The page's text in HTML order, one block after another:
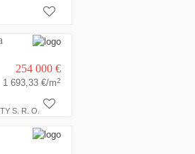
254 000 €
1 693,33 €/m2
S. R. O.